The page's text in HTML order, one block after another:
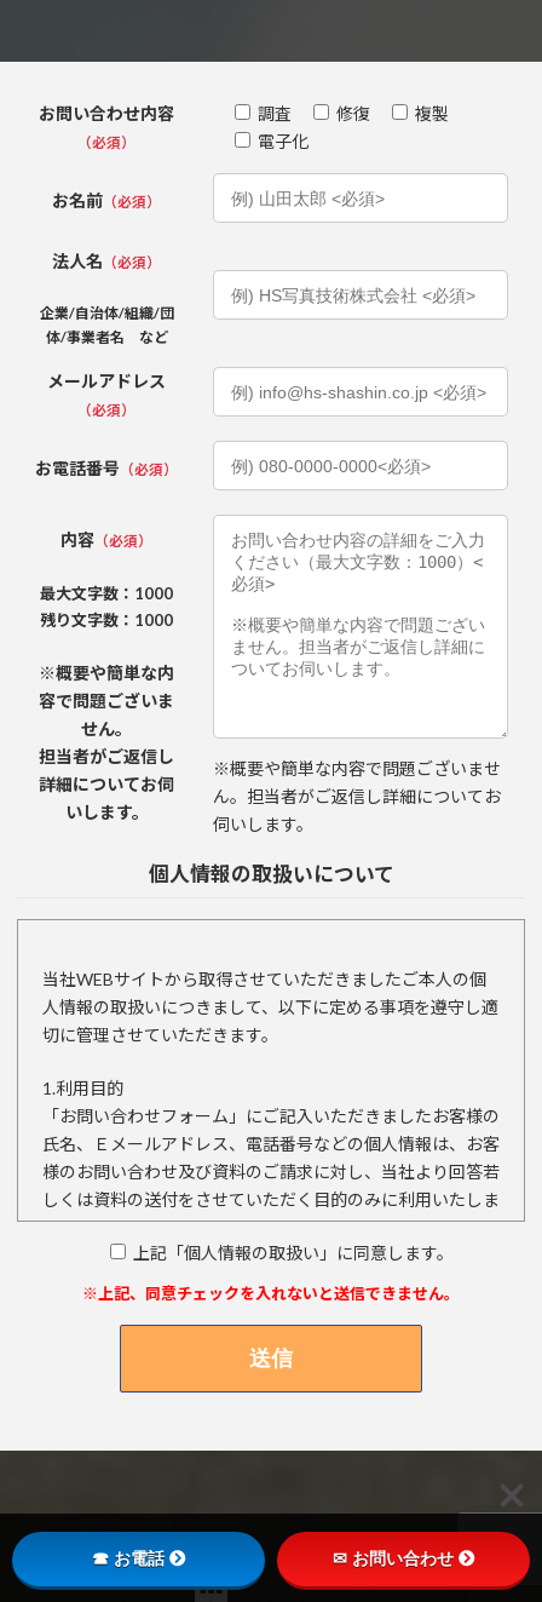
お問い合わせ内容
（必須）
調査 修復
複製
電子化
お名前 （必須）
法人名 （必須）
企業/自治体/組織/団
体/事業者名 など
メールアドレス
（必須）
お電話番号 （必須）
内容 （必須）
最大文字数：1000
残り文字数： 1000
※概要や簡単な内
容で問題ございま
せん。
担当者がご返信し
詳細についてお伺
いします。
※概要や簡単な内容で問題ございませ
ん。担当者がご返信し詳細についてお
伺いします。
個人情報の取扱いについて
当社WEBサイトから取得させていただきましたご本人の個
人情報の取扱いにつきまして、以下に定める事項を遵守し適
切に管理させていただきます。
1.利用目的
「お問い合わせフォーム」にご記入いただきましたお客様の
氏名、Ｅメールアドレス、電話番号などの個人情報は、お客
様のお問い合わせ及び資料のご請求に対し、当社より回答若
しくは資料の送付をさせていただく目的のみに利用いたしま
す。
2.第三者への提供
3.外部への委託
容の訂正、追加又は削除、利用の停止、消去及び第三者への
提供の停止、利用目的の通知）のご請求につきましては、お
上記「個人情報の取扱い」に同意します。
※上記、同意チェックを入れないと送信できません。
会社案内
☎ お電話 ✉ お問い合わせ